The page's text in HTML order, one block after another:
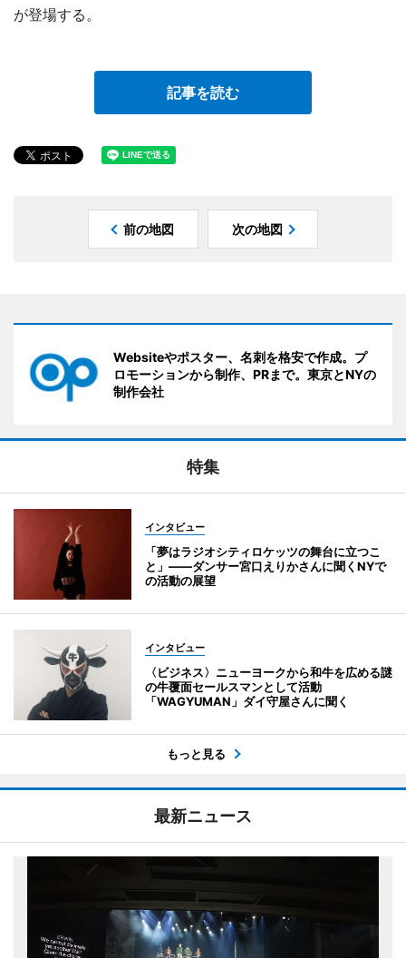
が登場する。
記事を読む
前の地図 次の地図
Websiteやポスター、名刺を格安で作成。プ
ロモーションから制作、PRまで。東京とNYの
制作会社
特集
インタビュー
「夢はラジオシティロケッツの舞台に立つこ
と」――ダンサー宮口えりかさんに聞くNYで
の活動の展望
インタビュー
〈ビジネス〉ニューヨークから和牛を広める謎
の牛覆面セールスマンとして活動
「WAGYUMAN」ダイ守屋さんに聞く
もっと見る
最新ニュース